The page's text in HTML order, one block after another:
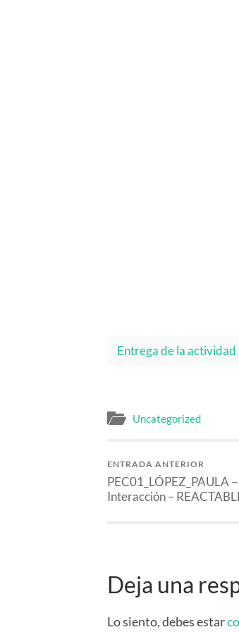
Entrega de la actividad
Uncategorized
ENTRADA ANTERIOR
PEC01_LÓPEZ_PAULA
Interacción –
Deja una
Lo siento, debes estar